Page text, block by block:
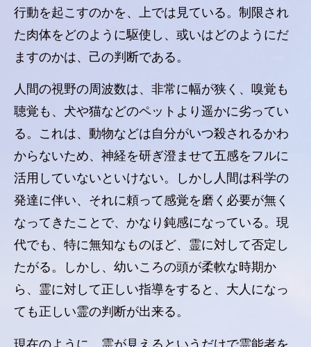
行動を起こすのかを、上では見ている。制限され
た肉体をどのように駆使し、或いはどのようにだ
ますのかは、己の判断である。
人間の視野の周波数は、非常に幅が狭く、嗅覚も
聴覚も、犬や猫などのペットより遥かに劣ってい
る。これは、動物などは自分がいつ殺されるかわ
からないため、神経を研ぎ澄ませて五感をフルに
活用していないといけない。しかし人間は科学の
発達に伴い、それに頼って感覚を磨く必要が無く
なってきたことで、かなり鈍感になっている。現
代でも、特に無知なものほど、霊に対して否定し
たがる。しかし、幼いころの頭が柔軟な時期か
ら、霊に対して正しい指導をすると、大人になっ
ても正しい霊の判断が出来る。
現在のように、霊が見えるというだけで霊能者を